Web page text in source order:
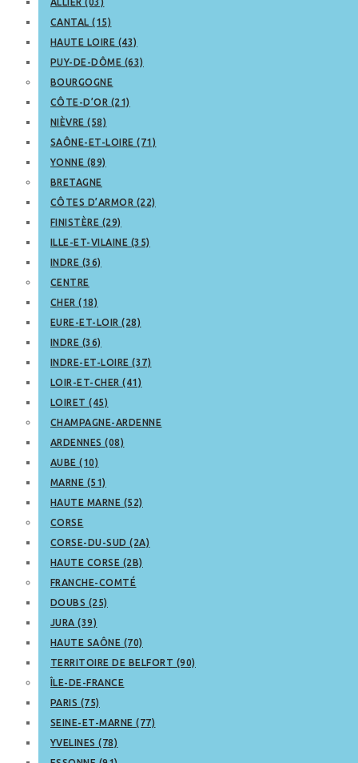
CANTAL (15)
HAUTE LOIRE (43)
PUY-DE-DÔME (63)
BOURGOGNE
CÔTE-D’OR (21)
NIÈVRE (58)
SAÔNE-ET-LOIRE (71)
YONNE (89)
BRETAGNE
CÔTES D’ARMOR (22)
FINISTÈRE (29)
ILLE-ET-VILAINE (35)
INDRE (36)
CENTRE
CHER (18)
EURE-ET-LOIR (28)
INDRE (36)
INDRE-ET-LOIRE (37)
LOIR-ET-CHER (41)
LOIRET (45)
CHAMPAGNE-ARDENNE
ARDENNES (08)
AUBE (10)
MARNE (51)
HAUTE MARNE (52)
CORSE
CORSE-DU-SUD (2A)
HAUTE CORSE (2B)
FRANCHE-COMTÉ
DOUBS (25)
JURA (39)
HAUTE SAÔNE (70)
TERRITOIRE DE BELFORT (90)
ÎLE-DE-FRANCE
PARIS (75)
SEINE-ET-MARNE (77)
YVELINES (78)